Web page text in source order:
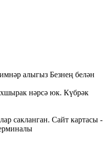
алыгыз Безнең белән
нәрсә юк. Күбрәк
сакланган. Сайт картасы -